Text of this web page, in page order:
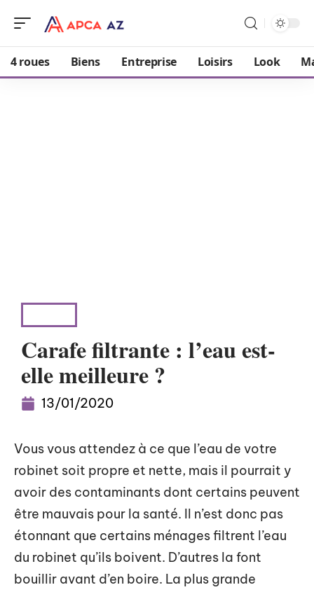
4 roues Biens Entreprise Loisirs Look
Carafe filtrante : l’eau est-
elle meilleure ?
13/01/2020
Vous vous attendez à ce que l’eau de votre
robinet soit propre et nette, mais il pourrait y
avoir des contaminants dont certains peuvent
être mauvais pour la santé. Il n’est donc pas
étonnant que certains ménages filtrent l’eau
du robinet qu’ils boivent. D’autres la font
bouillir avant d’en boire. La plus grande